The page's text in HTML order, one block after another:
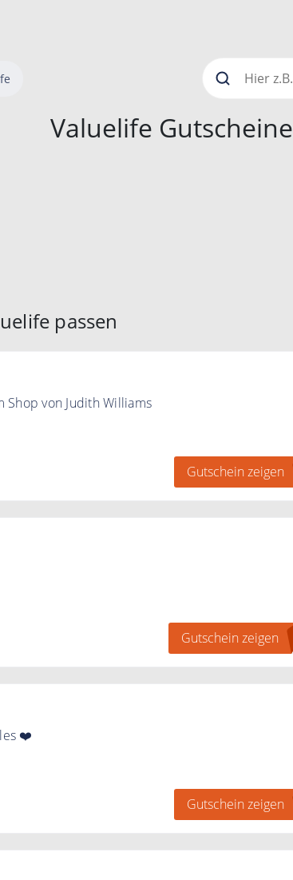
Valuelife Gutscheine
passen
Shop von Judith Williams
Gutschein zeigen
Gutschein zeigen
❤️
Gutscheincode für Ihre Bestellung.
Gutschein zeigen